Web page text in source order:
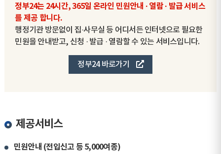
정부24는 24시간, 365일 온라인 민원안내 · 열람 · 발급 서비스
를 제공 합니다.
행정기관 방문없이 집·사무실 등 어디서든 인터넷으로 필요한
민원을 안내받고, 신청 · 발급 · 열람할 수 있는 서비스입니다.
정부24 바로가기
제공서비스
민원안내 (전입신고 등 5,000여종)